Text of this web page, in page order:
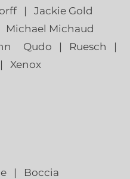
| Jackie Gold
Michaud
Qudo | Ruesch |
Xenox
| Boccia